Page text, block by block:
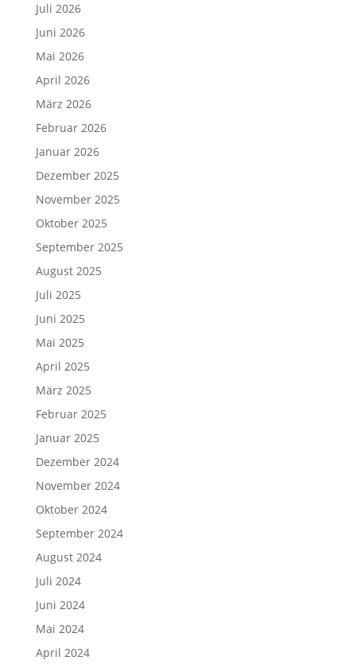
Juli 2026
Juni 2026
Mai 2026
April 2026
März 2026
Februar 2026
Januar 2026
Dezember 2025
November 2025
Oktober 2025
September 2025
August 2025
Juli 2025
Juni 2025
Mai 2025
April 2025
März 2025
Februar 2025
Januar 2025
Dezember 2024
November 2024
Oktober 2024
September 2024
August 2024
Juli 2024
Juni 2024
Mai 2024
April 2024